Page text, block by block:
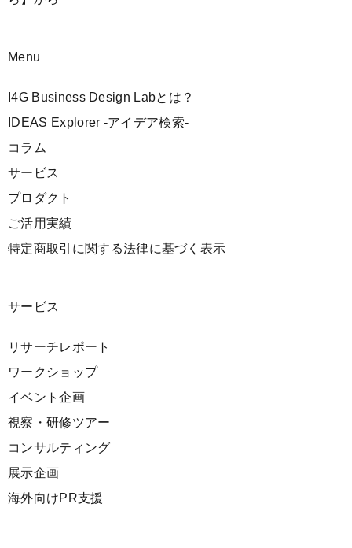
Menu
I4G Business Design Labとは？
IDEAS Explorer -アイデア検索-
コラム
サービス
プロダクト
ご活用実績
特定商取引に関する法律に基づく表示
サービス
リサーチレポート
ワークショップ
イベント企画
視察・研修ツアー
コンサルティング
展示企画
海外向けPR支援